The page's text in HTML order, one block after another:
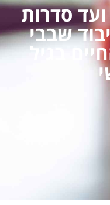
סדרות
שבבי
בגיל